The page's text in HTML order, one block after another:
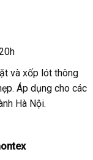
và xốp lót thông
Áp dụng cho các
Hà Nội.